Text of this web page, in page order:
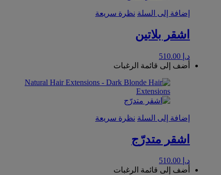
إضافة إلى السلة نظرة سريعة
اشقر بلاتين
د.إ
أضف إلى قائمة الرغبات
إضافة إلى السلة نظرة سريعة
اشقر متدرّج
د.إ
أضف إلى قائمة الرغبات